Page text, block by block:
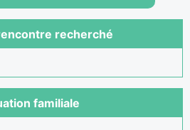
recherché
familiale